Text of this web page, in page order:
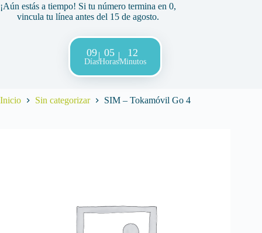
¡Aún estás a tiempo! Si tu número termina en 0,
vincula tu línea antes del 15 de agosto.
09
Días
05
Horas
12
Minutos
Inicio Sin categorizar SIM – Tokamóvil Go 4